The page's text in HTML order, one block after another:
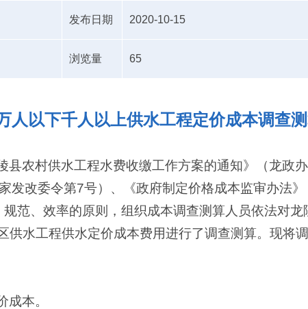
发布日期 2020-10-15
浏览量 65
人以下千人以上供水工程定价成本调查
农村供水工程水费收缴工作方案的通知》（龙政办
发改委令第7号）、《政府制定价格成本监审办法
范、效率的原则，组织成本调查测算人员依法对龙
供水工程供水定价成本费用进行了调查测算。现将
本。